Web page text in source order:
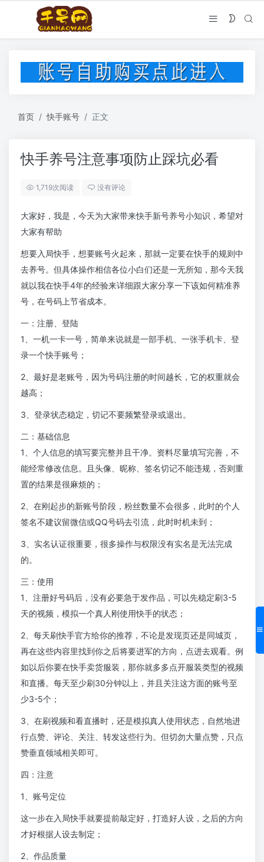
首页 快手账号 正文
快手养号注意事项防止踩坑必看
1,719次阅读 没有评论
大家好，我是，今天为大家带来快手新号养号小知识，希望对
大家有帮助
想要入局快手，想要账号火起来，那就一定要在快手的规则中
去养号。但具体操作相信各位小白们还是一无所知，那今天我
就以我在快手4年的经验来详细跟大家分享一下该如何精准养
号，在号码上节省成本。
一：注册、登陆
1、一机一卡一号，简单来说就是一部手机、一张手机卡、登
录一个快手账号；
2、最好是老账号，因为号码注册的时间越长，它的权重就会
越高；
3、登录状态稳定，切记不要频繁登录或退出。
二：基础信息
1、个人信息的填写要完整并且干净。资料尽量填写完善，不
能经常修改信息。且头像、昵称、签名切记不能违规，否则重
置的结果是很麻烦的；
2、在刚起步的新账号阶段，粉丝数量不会很多，此时的个人
签名不建议留微信或QQ号码去引流，此时时机未到；
3、实名认证很重要，很多操作与权限没有实名是无法完成
的。
三：使用
1、注册好号码后，没有必要急于发作品，可以先稳定刷3-5
天的视频，模拟一个真人刚使用快手的状态；
2、每天刷快手官方给你的推荐，不论是发现页还是同城页，
再在这些内容里找到你之后将要进军的方向，点进去观看。例
如以后你要在快手卖货服装，那你就多多点开服装类型的视频
和直播。每天至少刷30分钟以上，并且关注这方面的账号至
少3-5个；
3、在刷视频和看直播时，还是模拟真人使用状态，自然地进
行点赞、评论、关注、转发这些行为。但切勿大量点赞，只点
赞垂直领域相关即可。
四：注意
1、账号定位
这一步在入局快手就要提前敲定好，打造好人设，之后的方向
才好根据人设去制定；
2、作品质量